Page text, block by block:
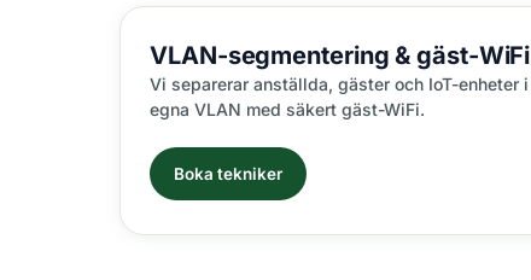
VLAN-segmentering& gäst-WiFi
Vi separerar anställda, gäster och IoT-enheter i
egna VLAN med säkert gäst-WiFi.
Boka tekniker